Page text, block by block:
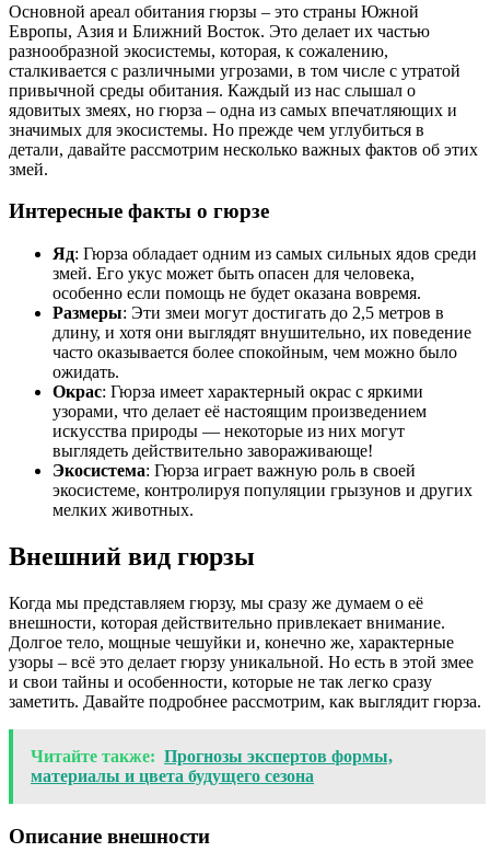
Основной ареал обитания гюрзы – это страны Южной
Европы, Азия и Ближний Восток. Это делает их частью
разнообразной экосистемы, которая, к сожалению,
сталкивается с различными угрозами, в том числе с утратой
привычной среды обитания. Каждый из нас слышал о
ядовитых змеях, но гюрза – одна из самых впечатляющих и
значимых для экосистемы. Но прежде чем углубиться в
детали, давайте рассмотрим несколько важных фактов об этих
змей.
Интересные факты о гюрзе
Яд: Гюрза обладает одним из самых сильных ядов среди
змей. Его укус может быть опасен для человека,
особенно если помощь не будет оказана вовремя.
Размеры: Эти змеи могут достигать до 2,5 метров в
длину, и хотя они выглядят внушительно, их поведение
часто оказывается более спокойным, чем можно было
ожидать.
Окрас: Гюрза имеет характерный окрас с яркими
узорами, что делает её настоящим произведением
искусства природы — некоторые из них могут
выглядеть действительно завораживающе!
Экосистема: Гюрза играет важную роль в своей
экосистеме, контролируя популяции грызунов и других
мелких животных.
Внешний вид гюрзы
Когда мы представляем гюрзу, мы сразу же думаем о её
внешности, которая действительно привлекает внимание.
Долгое тело, мощные чешуйки и, конечно же, характерные
узоры – всё это делает гюрзу уникальной. Но есть в этой змее
и свои тайны и особенности, которые не так легко сразу
заметить. Давайте подробнее рассмотрим, как выглядит гюрза.
Читайте также: Прогнозы экспертов формы,
материалы и цвета будущего сезона
Описание внешности